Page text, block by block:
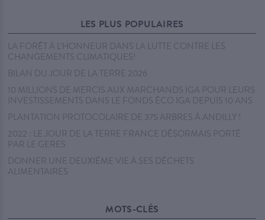
LES PLUS POPULAIRES
LA FORÊT À L’HONNEUR DANS LA LUTTE CONTRE LES
CHANGEMENTS CLIMATIQUES!
BILAN DU JOUR DE LA TERRE 2026
10 MILLIONS DE MERCIS AUX MARCHANDS IGA POUR LEURS
INVESTISSEMENTS DANS LE FONDS ÉCO IGA DEPUIS 10 ANS
PLANTATION PROTOCOLAIRE DE 375 ARBRES À ANDILLY !
2022 : LE JOUR DE LA TERRE FRANCE DÉSORMAIS PORTÉ
PAR LE GERES
DONNER UNE DEUXIÈME VIE À SES DÉCHETS
ALIMENTAIRES
MOTS-CLÉS